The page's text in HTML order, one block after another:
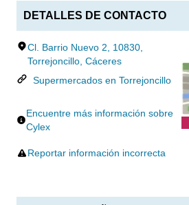
DETALLES DE CONTACTO
Cl. Barrio Nuevo 2, 10830,
Torrejoncillo, Cáceres
Supermercados en Torrejoncillo
Encuentre más información sobre
Cylex
Reportar información incorrecta